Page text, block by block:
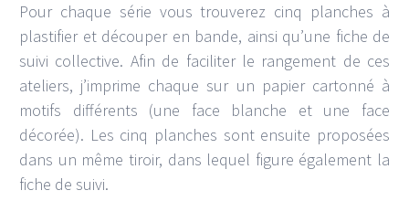
Pour chaque série vous trouverez cinq planches à
plastifier et découper en bande, ainsi qu’une fiche de
suivi collective. Afin de faciliter le rangement de ces
ateliers, j’imprime chaque sur un papier cartonné à
motifs différents (une face blanche et une face
décorée). Les cinq planches sont ensuite proposées
dans un même tiroir, dans lequel figure également la
fiche de suivi.